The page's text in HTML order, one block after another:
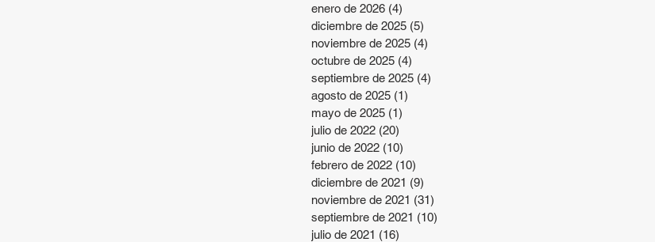
enero de 2026 (4)
diciembre de 2025 (5)
noviembre de 2025 (4)
octubre de 2025 (4)
septiembre de 2025 (4)
agosto de 2025 (1)
mayo de 2025 (1)
julio de 2022 (20)
junio de 2022 (10)
febrero de 2022 (10)
diciembre de 2021 (9)
noviembre de 2021 (31)
septiembre de 2021 (10)
julio de 2021 (16)